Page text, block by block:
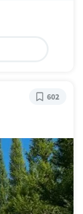
602